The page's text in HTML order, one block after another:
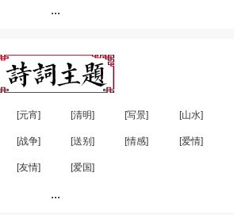
...
[元宵] [清明] [写景] [山水]
[战争] [送别] [情感] [爱情]
[友情] [爱国]
...